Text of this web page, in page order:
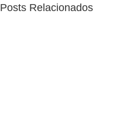
Posts Relacionados